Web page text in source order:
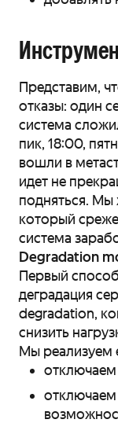
Представим,
отказы: один
система
пик, 18:00,
вошли в
идет не
подняться. Мы
который
система
Degradation
Первый
деградация
degradation,
снизить
Мы реализуем
отключаем